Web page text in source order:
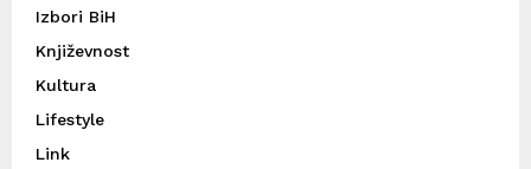
Izbori BiH
Književnost
Kultura
Lifestyle
Link